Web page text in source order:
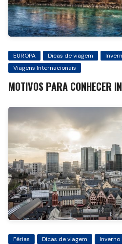
EUROPA Dicas de viagem
Viagens Internacionais
MOTIVOS PARA CONHECER
Férias Dicas de viagem Inverno